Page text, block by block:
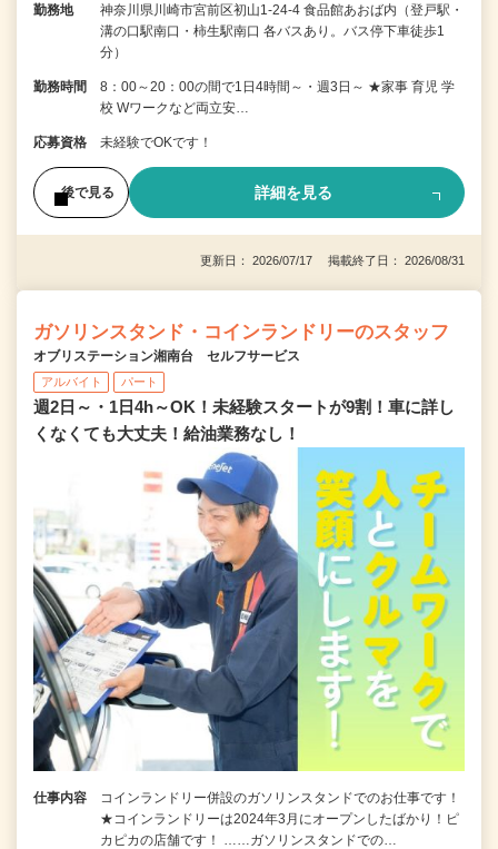
勤務地
神奈川県川崎市宮前区初山1-24-4 食品館あおば内（登戸駅・
溝の口駅南口・柿生駅南口 各バスあり。バス停下車徒歩1
分）
勤務時間
8：00～20：00の間で1日4時間～・週3日～ ★家事 育児 学
校 Wワークなど両立安…
応募資格 未経験でOKです！
後で見る 詳細を見る
更新日： 2026/07/17 掲載終了日： 2026/08/31
ガソリンスタンド・コインランドリーのスタッフ
オブリステーション湘南台 セルフサービス
アルバイト パート
週2日～・1日4h～OK！未経験スタートが9割！車に詳し
くなくても大丈夫！給油業務なし！
仕事内容
コインランドリー併設のガソリンスタンドでのお仕事です！
★コインランドリーは2024年3月にオープンしたばかり！ピ
カピカの店舗です！ ……ガソリンスタンドでの…